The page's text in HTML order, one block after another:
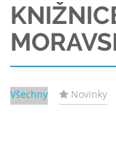
Všechny Novinky